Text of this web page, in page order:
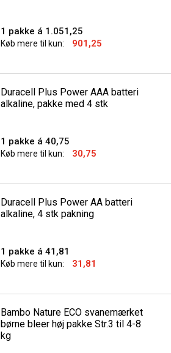
1 pakke á 1.051,25
Køb mere til kun: 901,25
Duracell Plus Power AAA batteri
alkaline, pakke med 4 stk
1 pakke á 40,75
Køb mere til kun: 30,75
Duracell Plus Power AA batteri
alkaline, 4 stk pakning
1 pakke á 41,81
Køb mere til kun: 31,81
Bambo Nature ECO svanemærket
børne bleer høj pakke Str.3 til 4-8
kg